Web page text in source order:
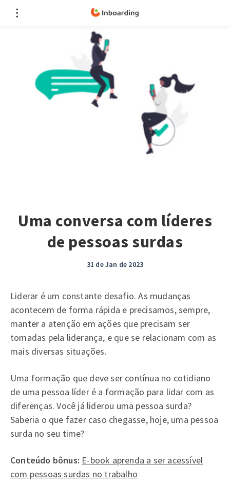
Uma conversa com líderes
de pessoas surdas
31 de Jan de 2023
Liderar é um constante desafio. As mudanças
acontecem de forma rápida e precisamos, sempre,
manter a atenção em ações que precisam ser
tomadas pela liderança, e que se relacionam com as
mais diversas situações.
Uma formação que deve ser contínua no cotidiano
de uma pessoa líder é a formação para lidar com as
diferenças. Você já liderou uma pessoa surda?
Saberia o que fazer caso chegasse, hoje, uma pessoa
surda no seu time?
Conteúdo bônus: E-book aprenda a ser acessível
com pessoas surdas no trabalho